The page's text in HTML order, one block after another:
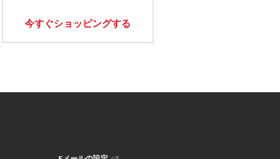
今すぐショッピングする